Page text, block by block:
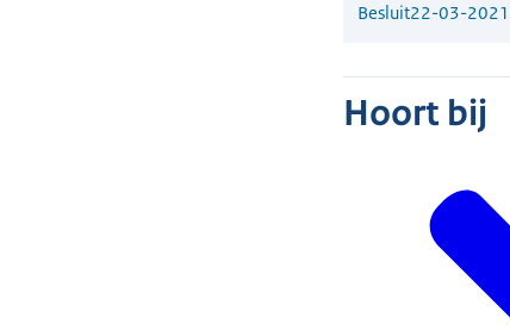
Besluit22-03-2021
Hoort bij